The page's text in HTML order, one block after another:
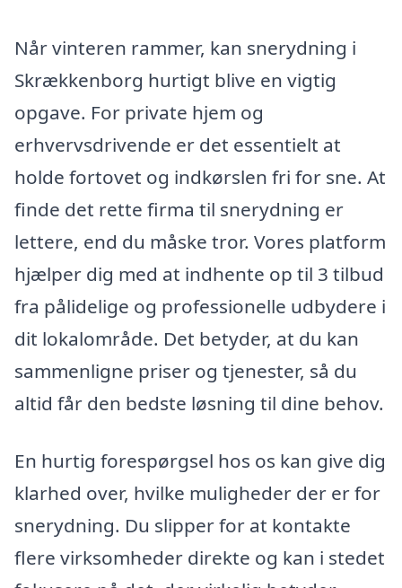
Når vinteren rammer, kan snerydning i
Skrækkenborg hurtigt blive en vigtig
opgave. For private hjem og
erhvervsdrivende er det essentielt at
holde fortovet og indkørslen fri for sne. At
finde det rette firma til snerydning er
lettere, end du måske tror. Vores platform
hjælper dig med at indhente op til 3 tilbud
fra pålidelige og professionelle udbydere i
dit lokalområde. Det betyder, at du kan
sammenligne priser og tjenester, så du
altid får den bedste løsning til dine behov.
En hurtig forespørgsel hos os kan give dig
klarhed over, hvilke muligheder der er for
snerydning. Du slipper for at kontakte
flere virksomheder direkte og kan i stedet